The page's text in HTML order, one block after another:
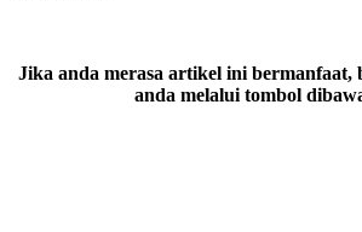
Jika anda merasa artikel ini bermanfaat,
anda melalui tombol